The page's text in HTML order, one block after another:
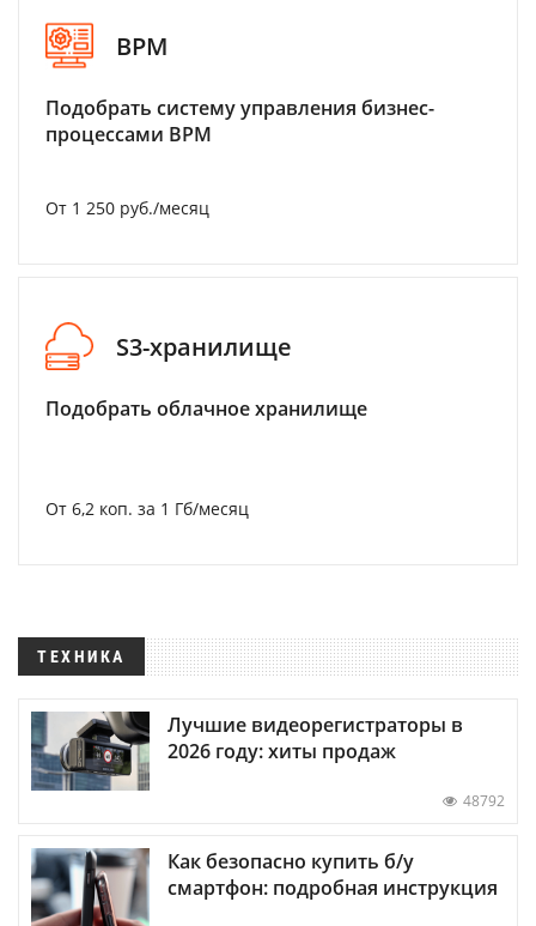
BPM
Подобрать систему управления бизнес-
процессами BPM
От 1 250 руб./месяц
S3-хранилище
Подобрать облачное хранилище
От 6,2 коп. за 1 Гб/месяц
ТЕХНИКА
Лучшие видеорегистраторы в
2026 году: хиты продаж
48792
Как безопасно купить б/у
смартфон: подробная инструкция